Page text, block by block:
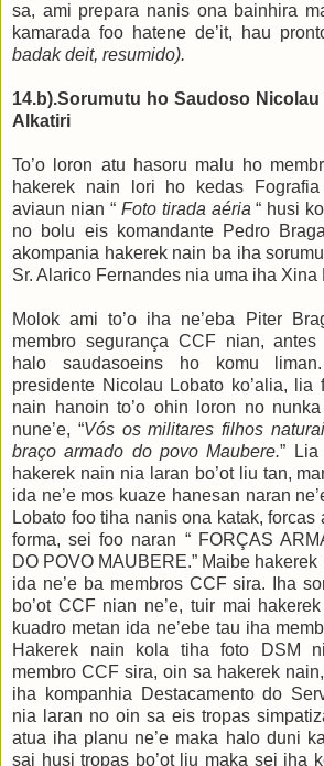
sa, ami prepara nanis ona bainhira
kamarada foo hatene de’it, hau
badakdeit, resumido).
14.b).Sorumutu ho Saudoso Nicolau
Alkatiri
To’o loron atu hasoru malu ho
hakerek nain lori ho kedas
aviaun nian “ Foto tirada aéria “ husi
no bolu eis komandante Pedro
akompania hakerek nain ba iha
Sr. Alarico Fernandes nia uma iha Xina
Molok ami to’o iha ne’eba Piter
membro segurança CCF nian,
halo saudasoeins ho komu
presidente Nicolau Lobato ko’alia, lia
nain hanoin to’o ohin loron no
nune’e, “Vós os militares filhos
braço armado do povo Maubere.” Lia
hakerek nain nia laran bo’ot liu tan,
ida ne’e mos kuaze hanesan naran
Lobato foo tiha nanis ona katak, forcas
forma, sei foo naran “ FORÇAS
DO POVO MAUBERE.” Maibe hakerek
ida ne’e ba membros CCF sira. Iha
bo’ot CCF nian ne’e, tuir mai
kuadro metan ida ne’ebe tau iha
Hakerek nain kola tiha foto DSM
membro CCF sira, oin sa hakerek
iha kompanhia Destacamento do
nia laran no oin sa eis tropas
atua iha planu ne’e maka halo duni
sai husitropas bo’ot liu maka sei iha